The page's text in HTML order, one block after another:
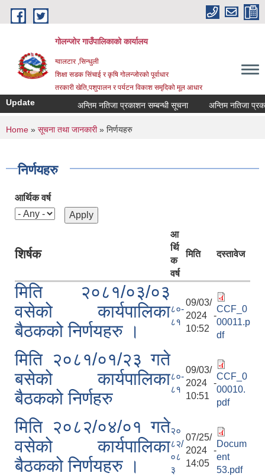
Skip to main content
गोलन्जोर गाउँपालिकाको कार्यालय
ग्वालटार ,सिन्धुली
शिक्षा सडक सिंचाई र कृषि गोलन्जोरको पूर्वाधार
तरकारी खेति,पशुपालन र पर्यटन विकाश समृदिको मूल आधार
Update अन्तिम नतिजा प्रकाशन सम्बन्धी सूचना अन्तिम नतिजा
You are here
Home » सूचना तथा जानकारी» निर्णयहरु
निर्णयहरु
आर्थिक वर्ष
शिर्षक
आ
र्थि
क
वर्ष
मिति दस्तावेज
मिति २०८१/०३/०३
वसेको कार्यपालिका
बैठकको निर्णयहरु ।
८०-
८१
09/03/
2024 -
10:52
CCF_0
00011.p
df
मिति २०८१/०१/२३ गते
बसेको कार्यपालिका
बैठकको निर्णहरु
८०-
८१
09/03/
2024 -
10:51
CCF_0
00010.
pdf
मिति २०८२/०४/०१ गते
वसेको कार्यपालिका
बैठकको निर्णयहरु ।
२०
८२/
०८
३
07/25/
2024 -
14:05
Docum
ent
53.pdf